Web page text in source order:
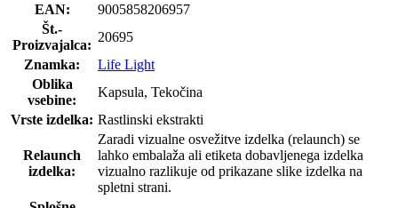
EAN:
9005858206957
Št.-
Proizvajalca:
20695
Znamka:
Life Light
Oblika
vsebine:
Kapsula, Tekočina
Vrste izdelka: Rastlinski ekstrakti
Relaunch
izdelka:
Zaradi vizualne osvežitve izdelka (relaunch) se
lahko embalaža ali etiketa dobavljenega izdelka
vizualno razlikuje od prikazane slike izdelka na
spletni strani.